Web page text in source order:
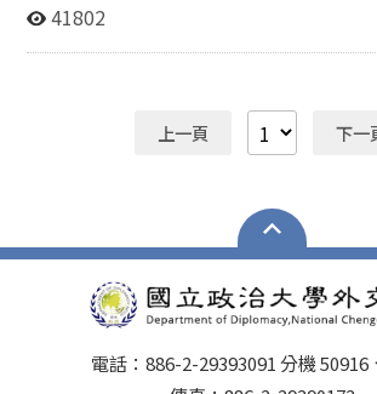
辦理國內校際選課流程 ◎國立政治大學
41802
上一頁 下一
電話：886-2-29393091 分機